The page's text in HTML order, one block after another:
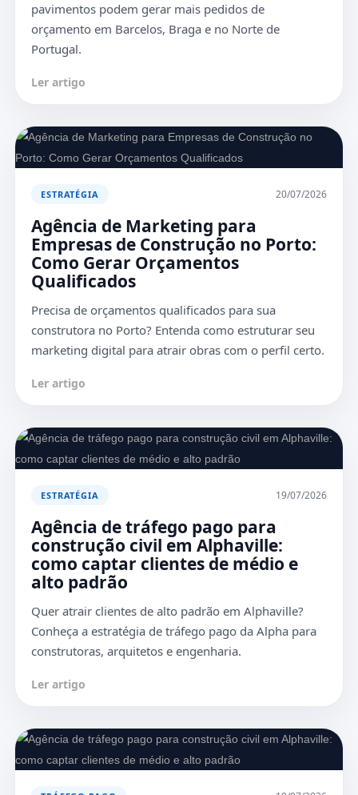
pavimentos podem gerar mais pedidos de
orçamento em Barcelos, Braga e no Norte de
Portugal.
Ler artigo
ESTRATÉGIA 20/07/2026
Agência de Marketing para
Empresas de Construção no Porto:
Como Gerar Orçamentos
Qualificados
Precisa de orçamentos qualificados para sua
construtora no Porto? Entenda como estruturar seu
marketing digital para atrair obras com o perfil certo.
Ler artigo
ESTRATÉGIA 19/07/2026
Agência de tráfego pago para
construção civil em Alphaville:
como captar clientes de médio e
alto padrão
Quer atrair clientes de alto padrão em Alphaville?
Conheça a estratégia de tráfego pago da Alpha para
construtoras, arquitetos e engenharia.
Ler artigo